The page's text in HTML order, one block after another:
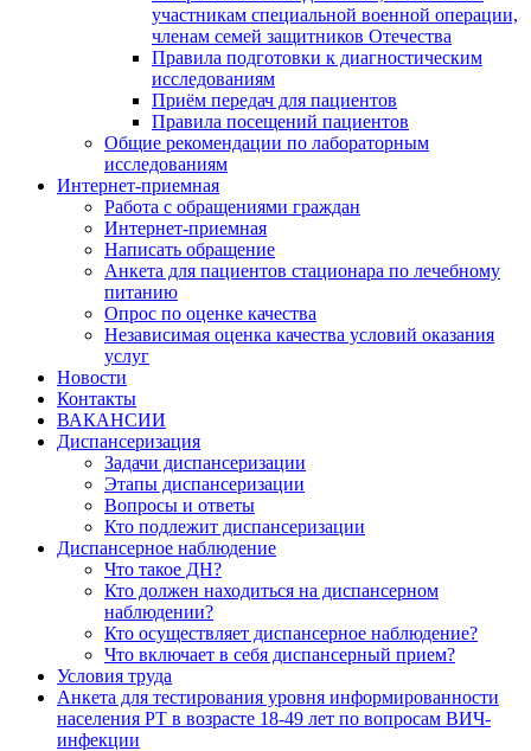
участникам специальной военной операции,
членам семей защитников Отечества
Правила подготовки к диагностическим
исследованиям
Приём передач для пациентов
Правила посещений пациентов
Общие рекомендации по лабораторным
исследованиям
Интернет-приемная
Работа с обращениями граждан
Интернет-приемная
Написать обращение
Анкета для пациентов стационара по лечебному
питанию
Опрос по оценке качества
Независимая оценка качества условий оказания
услуг
Новости
Контакты
ВАКАНСИИ
Диспансеризация
Задачи диспансеризации
Этапы диспансеризации
Вопросы и ответы
Кто подлежит диспансеризации
Диспансерное наблюдение
Что такое ДН?
Кто должен находиться на диспансерном
наблюдении?
Кто осуществляет диспансерное наблюдение?
Что включает в себя диспансерный прием?
Условия труда
Анкета для тестирования уровня информированности
населения РТ в возрасте 18-49 лет по вопросам ВИЧ-
инфекции